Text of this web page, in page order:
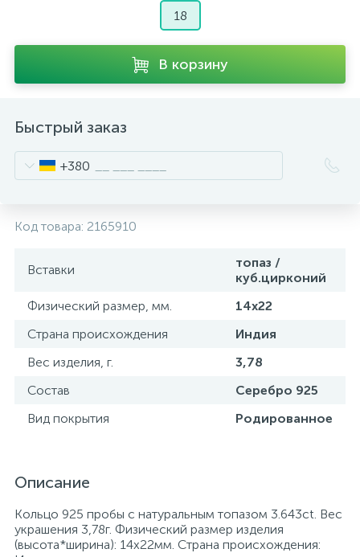
18
В корзину
Быстрый заказ
+380
Код товара: 2165910
Вставки
топаз /
куб.цирконий
Физический размер, мм.
14х22
Страна происхождения
Индия
Вес изделия, г.
3,78
Состав
Серебро 925
Вид покрытия
Родированное
Описание
Кольцо 925 пробы с натуральным топазом 3.643ct. Вес
украшения 3,78г. Физический размер изделия
(высота*ширина): 14х22мм. Страна происхождения: